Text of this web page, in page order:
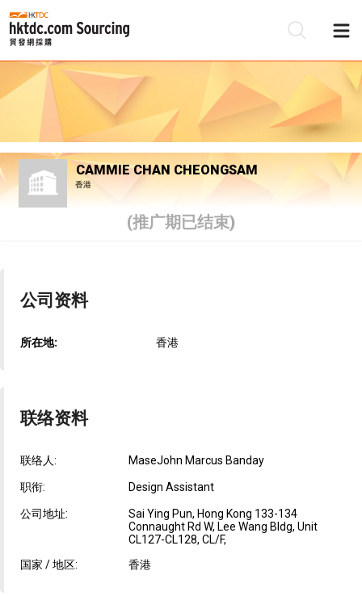
CAMMIE CHAN CHEONGSAM
香港
(推广期已结束)
公司资料
所在地: 香港
联络资料
联络人: MaseJohn Marcus Banday
职衔: Design Assistant
公司地址:
Sai Ying Pun, Hong Kong 133-134
Connaught Rd W, Lee Wang Bldg, Unit
CL127-CL128, CL/F,
国家 / 地区:
香港